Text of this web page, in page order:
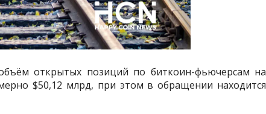
открытых позиций по биткоин-фьючерсам на
$50,12 млрд, при этом в обращении находится